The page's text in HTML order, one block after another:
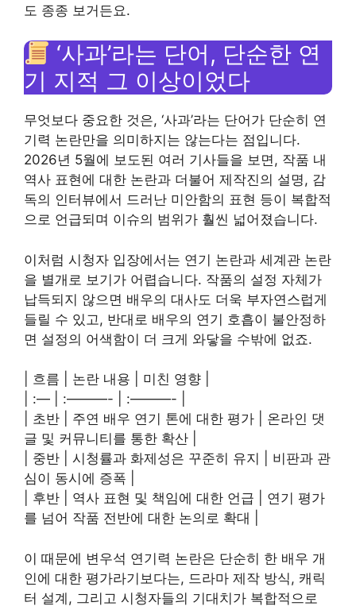
도 종종 보거든요.
‘사과’라는 단어, 단순한 연
기 지적 그 이상이었다
무엇보다 중요한 것은, ‘사과’라는 단어가 단순히 연
기력 논란만을 의미하지는 않는다는 점입니다.
2026년 5월에 보도된 여러 기사들을 보면, 작품 내
역사 표현에 대한 논란과 더불어 제작진의 설명, 감
독의 인터뷰에서 드러난 미안함의 표현 등이 복합적
으로 언급되며 이슈의 범위가 훨씬 넓어졌습니다.
이처럼 시청자 입장에서는 연기 논란과 세계관 논란
을 별개로 보기가 어렵습니다. 작품의 설정 자체가
납득되지 않으면 배우의 대사도 더욱 부자연스럽게
들릴 수 있고, 반대로 배우의 연기 호흡이 불안정하
면 설정의 어색함이 더 크게 와닿을 수밖에 없죠.
| 흐름 | 논란 내용 | 미친 영향 |
| :— | :———- | :———- |
| 초반 | 주연 배우 연기 톤에 대한 평가 | 온라인 댓
글 및 커뮤니티를 통한 확산 |
| 중반 | 시청률과 화제성은 꾸준히 유지 | 비판과 관
심이 동시에 증폭 |
| 후반 | 역사 표현 및 책임에 대한 언급 | 연기 평가
를 넘어 작품 전반에 대한 논의로 확대 |
이 때문에 변우석 연기력 논란은 단순히 한 배우 개
인에 대한 평가라기보다는, 드라마 제작 방식, 캐릭
터 설계, 그리고 시청자들의 기대치가 복합적으로